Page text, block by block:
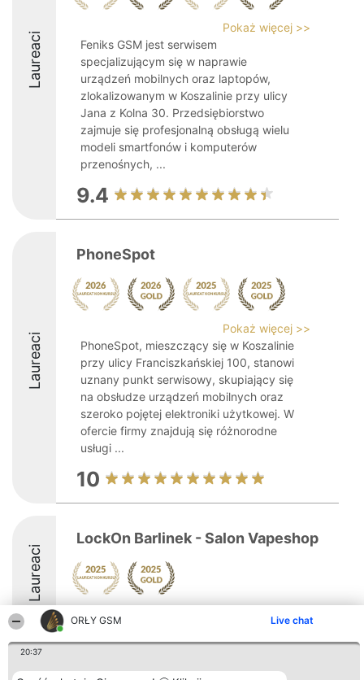
ORŁY GSM Live chat
20:37
Laureaci
Pokaż więcej >>
Feniks GSM jest serwisem
specjalizującym się w naprawie
urządzeń mobilnych oraz laptopów,
zlokalizowanym w Koszalinie przy ulicy
Jana z Kolna 30. Przedsiębiorstwo
zajmuje się profesjonalną obsługą wielu
modeli smartfonów i komputerów
przenośnych, ...
9.4
Laureaci
PhoneSpot
Pokaż więcej >>
PhoneSpot, mieszczący się w Koszalinie
przy ulicy Franciszkańskiej 100, stanowi
uznany punkt serwisowy, skupiający się
na obsłudze urządzeń mobilnych oraz
szeroko pojętej elektroniki użytkowej. W
ofercie firmy znajdują się różnorodne
usługi ...
10
Laureaci
LockOn Barlinek - Salon Vapeshop
Organizator plebiscytu Plebiscyt